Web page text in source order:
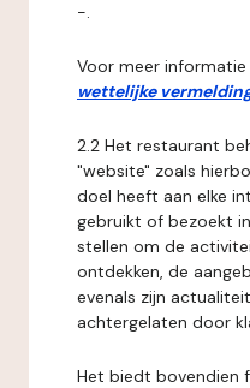
-.
Voor meer
wettelijke
2.2 Het restaurant
"website" zoals
doel heeft aan elke
gebruikt of bezoekt
stellen om de
ontdekken, de
evenals zijn
achtergelaten door
Het biedt bovendien